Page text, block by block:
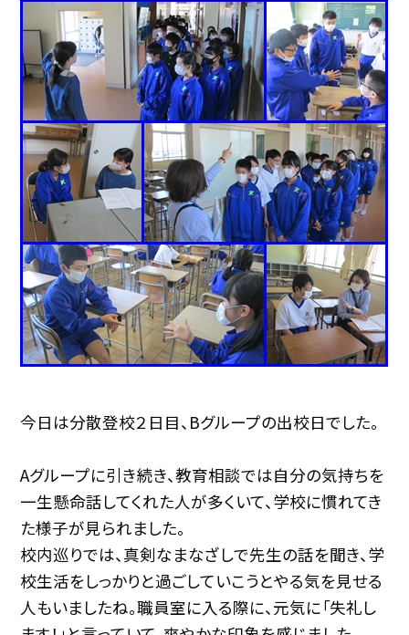
今日は分散登校２日目、Bグループの出校日でした。
Aグループに引き続き、教育相談では自分の気持ちを
一生懸命話してくれた人が多くいて、学校に慣れてき
た様子が見られました。
校内巡りでは、真剣なまなざしで先生の話を聞き、学
校生活をしっかりと過ごしていこうとやる気を見せる
人もいましたね。職員室に入る際に、元気に「失礼し